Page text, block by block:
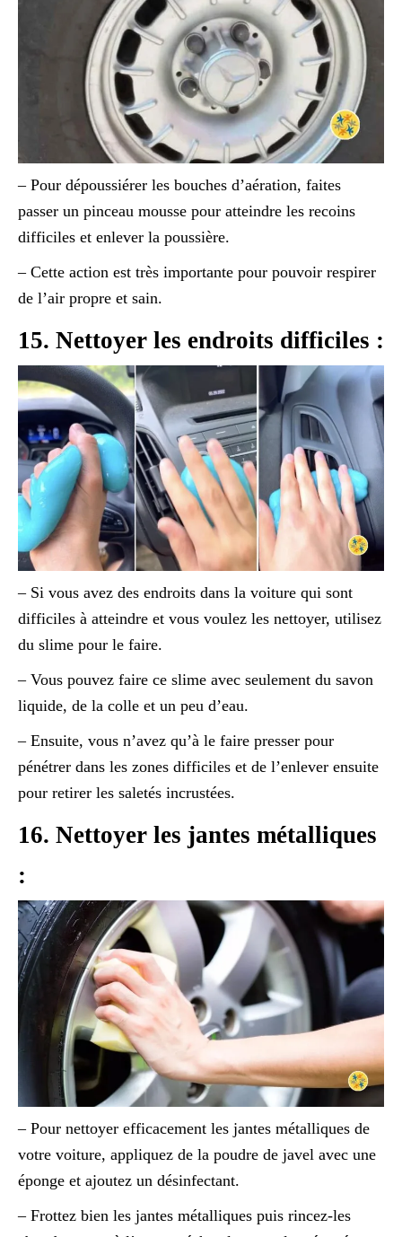
– Pour dépoussiérer les bouches d’aération, faites
passer un pinceau mousse pour atteindre les recoins
difficiles et enlever la poussière.
– Cette action est très importante pour pouvoir respirer
de l’air propre et sain.
15. Nettoyer les endroits difficiles :
– Si vous avez des endroits dans la voiture qui sont
difficiles à atteindre et vous voulez les nettoyer, utilisez
du slime pour le faire.
– Vous pouvez faire ce slime avec seulement du savon
liquide, de la colle et un peu d’eau.
– Ensuite, vous n’avez qu’à le faire presser pour
pénétrer dans les zones difficiles et de l’enlever ensuite
pour retirer les saletés incrustées.
16. Nettoyer les jantes métalliques
:
– Pour nettoyer efficacement les jantes métalliques de
votre voiture, appliquez de la poudre de javel avec une
éponge et ajoutez un désinfectant.
– Frottez bien les jantes métalliques puis rincez-les